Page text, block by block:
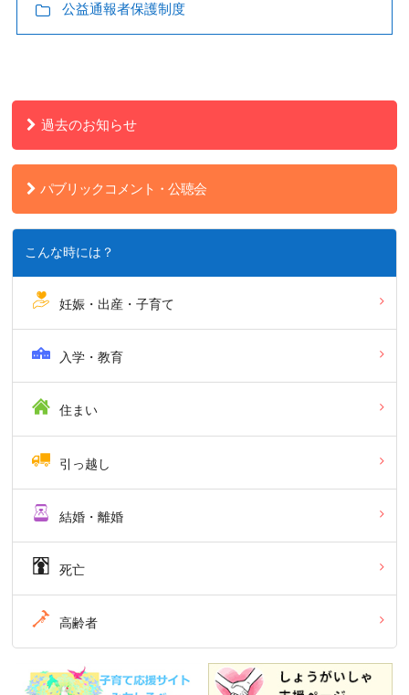
公益通報者保護制度
過去のお知らせ
パブリックコメント・公聴会
こんな時には？
妊娠・出産・子育て
入学・教育
住まい
引っ越し
結婚・離婚
死亡
高齢者